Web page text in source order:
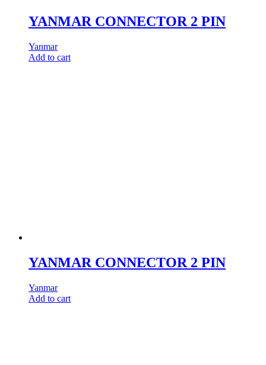
YANMAR CONNECTOR 2 PIN
Yanmar
Add to cart
YANMAR CONNECTOR 2 PIN
Yanmar
Add to cart